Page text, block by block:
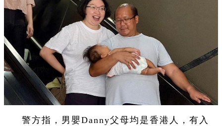
警方指，男嬰Danny父母均是香港人，有入